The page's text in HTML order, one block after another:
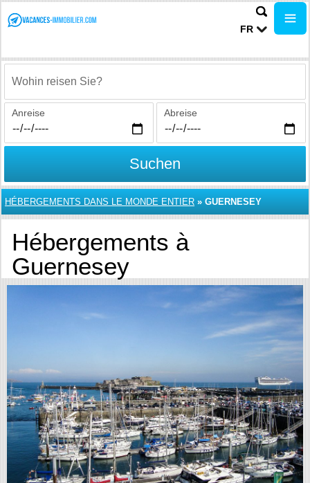
FR
Wohin reisen Sie?
Anreise Abreise
Suchen
HÉBERGEMENTS DANS LE MONDE ENTIER » GUERNESEY
Hébergements à
Guernesey